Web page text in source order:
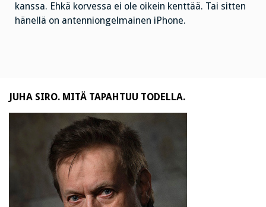
kanssa. Ehkä korvessa ei ole oikein kenttää. Tai sitten
hänellä on antenniongelmainen iPhone.
JUHA SIRO. MITÄ TAPAHTUU TODELLA.